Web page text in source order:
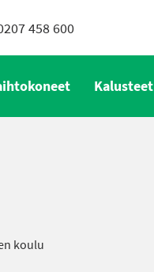
458 600
Kalusteet
koulu